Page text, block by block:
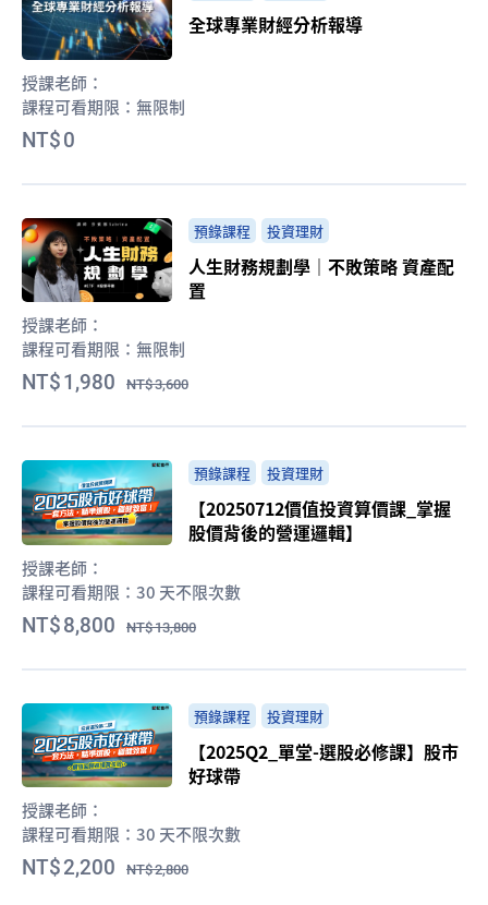
全球專業財經分析報導
授課老師：
課程可看期限： 無限制
0
預錄課程 投資理財
人生財務規劃學｜不敗策略 資產配
置
授課老師：
課程可看期限： 無限制
1,980 3,600
預錄課程 投資理財
【20250712價值投資算價課_掌握
股價背後的營運邏輯】
授課老師：
課程可看期限： 30 天不限次數
8,800 13,800
預錄課程 投資理財
【2025Q2_單堂-選股必修課】股市
好球帶
授課老師：
課程可看期限： 30 天不限次數
2,200 2,800